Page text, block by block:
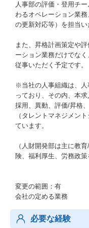
人事部の評価・登用チ
わるオペレーション業
の更新対応等）を担当い
また、昇格計画策定や
ーション業務だけでな
従事いただく予定です。
※当社の人事組織は、人
っており、その内、本
採用、異動、評価/昇格
（タレントマネジメン
ています。
（人財開発部は主に教
険、福利厚生、労務政策
変更の範囲：有
会社の定める業務
必要な経験